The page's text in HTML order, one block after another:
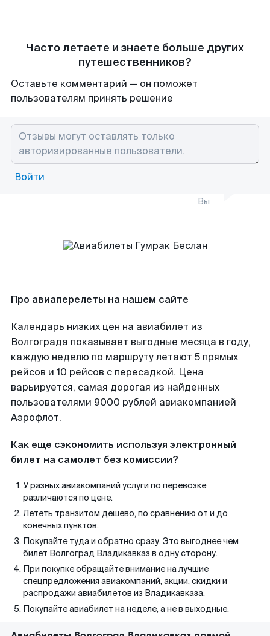
Часто летаете и знаете больше других
путешественников?
Оставьте комментарий — он поможет
пользователям принять решение
Войти
Вы
Про авиаперелеты на нашем сайте
Календарь низких цен на авиабилет из
Волгограда показывает выгодные месяца в году,
каждую неделю по маршруту летают 5 прямых
рейсов и 10 рейсов с пересадкой. Цена
варьируется, самая дорогая из найденных
пользователями 9000 рублей авиакомпанией
Аэрофлот.
Как еще сэкономить используя электронный
билет на самолет без комиссии?
У разных авиакомпаний услуги по перевозке
различаются по цене.
Лететь транзитом дешево, по сравнению от и до
конечных пунктов.
Покупайте туда и обратно сразу. Это выгоднее чем
билет Волгоград Владикавказ в одну сторону.
При покупке обращайте внимание на лучшие
спецпредложения авиакомпаний, акции, скидки и
распродажи авиабилетов из Владикавказа.
Покупайте авиабилет на неделе, а не в выходные.